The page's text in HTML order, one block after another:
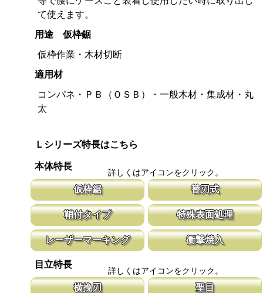
て使えます。
用途 仮枠鋸
仮枠作業・木材切断
適用材
コンパネ・ＰＢ（ＯＳＢ）・一般木材・集成材・丸
太
Ｌシリーズ特長はこちら
本体特長
詳しくはアイコンをクリック。
仮枠鋸
仮枠作業用の目立ては、コンパネや角材を早く切ることを目的にし
た目立てを施しています。
スピードを重視しています。
替刃式
新しい鋸刃に取り替える事で、ご購入時
鋸刃のマーキング（右下）に替刃品番を明
鞘付タイプ
腰に鞘を吊り下げて収納が可能な鞘付タイプは、造園や果樹園、型
枠作業など野外での使用が主な商品に採用しております。
特殊表面処理
鋸刃表面にメッキ処理をして、サビから
ビにより切断材料を汚す心配がありません。
レーザーマーキング
す。 レーザーマーキングを使用し、マークが消えないようにして
衝撃焼入
刃の秘訣です。
目立特長
詳しくはアイコンをクリック。
横挽刃 聖目